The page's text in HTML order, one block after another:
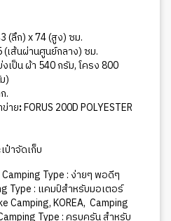
(ลึก) x 74 (สูง) ซม.
(เส้นผ่านศูนย์กลาง) ซม.
เป็น ผ้า 540 กรัม, โครง 800
)
.
าย:FORUS 200D POLYESTER
ป๋าจัดเก็บ
Camping Type : ง่ายๆ พอดีๆ
Type : แคมป์สำหรับมอเตอร์
Camping,KOREA, Camping
Type : ครบครัน สำหรับ